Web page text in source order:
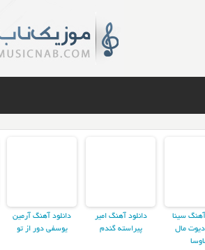
آهنگ سینا
دیوت مال
دانلود آهنگ امیر
پیراسته گندم
دانلود آهنگ آرمین
یوسفی دور از تو